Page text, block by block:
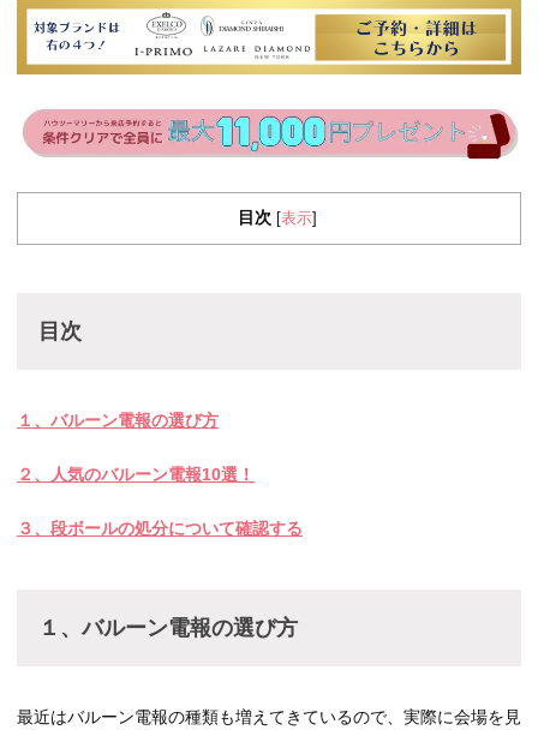
目次 表示
目次
１、バルーン電報の選び方
２、人気のバルーン電報10選！
３、段ボールの処分について確認する
１、バルーン電報の選び方
最近はバルーン電報の種類も増えてきているので、実際に会場を見